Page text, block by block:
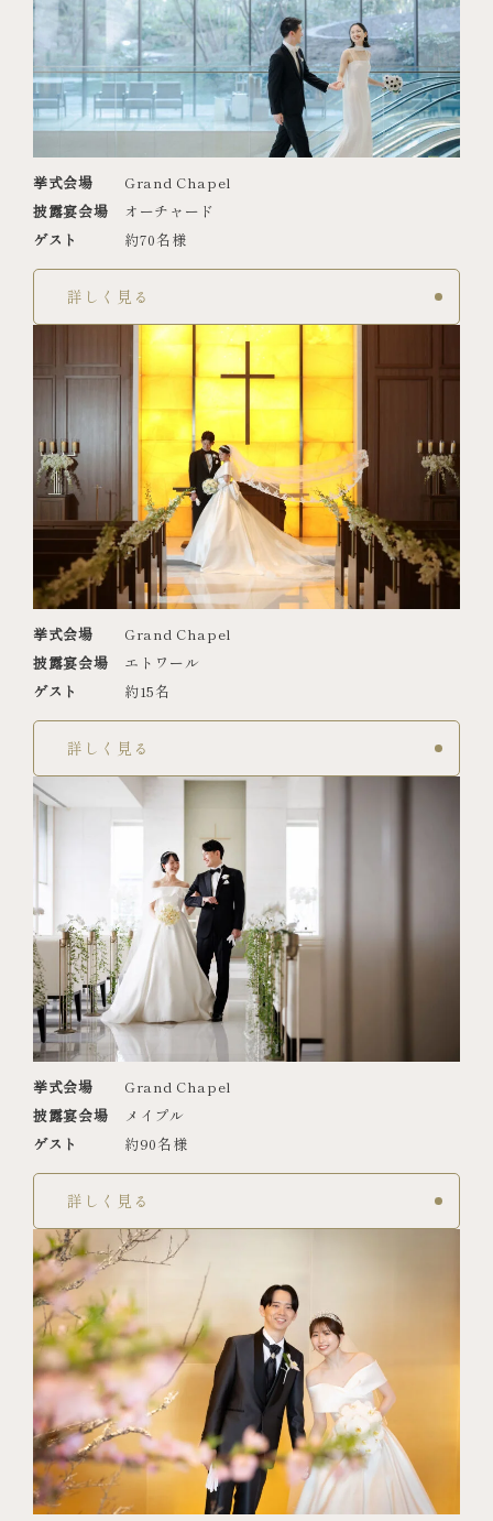
挙式会場
Grand Chapel
披露宴会場
オーチャード
ゲスト
約70名様
詳しく見る
挙式会場
Grand Chapel
披露宴会場
エトワール
ゲスト
約15名
詳しく見る
挙式会場
Grand Chapel
披露宴会場
メイプル
ゲスト
約90名様
詳しく見る